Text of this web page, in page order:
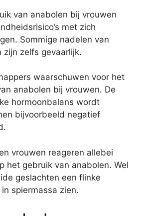
van anabolen bij vrouwen
met zich
Sommige nadelen van
zijn zelfs gevaarlijk.
waarschuwen voor het
anabolen bij vrouwen. De
hormoonbalans wordt
bijvoorbeeld negatief
vrouwen reageren allebei
het gebruik van anabolen. Wel
geslachten een flinke
spiermassa zien.